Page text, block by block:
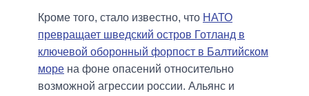
Кроме того, стало известно, что НАТО
превращает шведский остров Готланд в
ключевой оборонный форпост в Балтийском
море на фоне опасений относительно
возможной агрессии россии. Альянс и